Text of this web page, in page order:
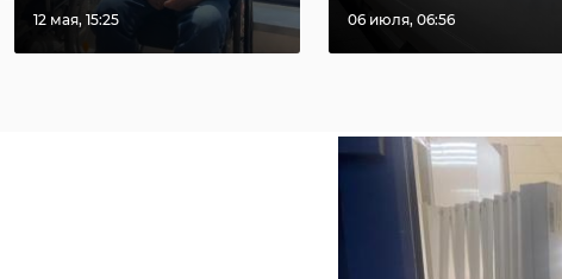
12 мая, 15:25 06 июля, 06:56